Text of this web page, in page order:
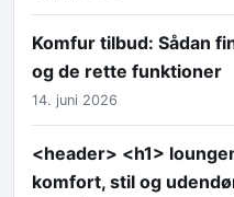
Komfur tilbud: Sådan
og de rette funktioner
14. juni 2026
<header> <h1>
komfort, stil og